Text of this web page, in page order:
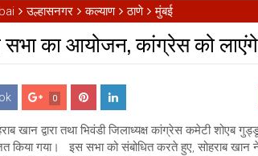
2026
उल्हासनगर कल्याण ठाणे मुंबई
सभा का आयोजन, कांग्रेस को
0
खान द्वारा तथा भिवंडी जिलाध्यक्ष कांग्रेस कमेटी शोएब
गया। इस सभा को संबोधित करते हुए, सोहराब खान ने